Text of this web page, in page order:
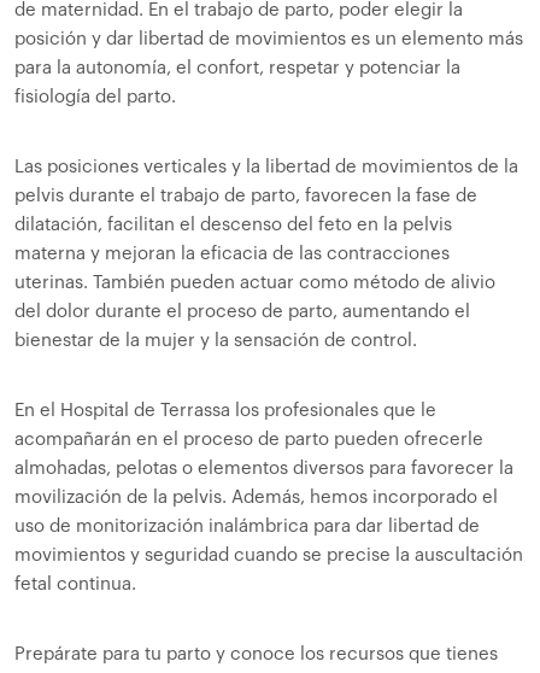
de maternidad. En el trabajo de parto, poder elegir la
posición y dar libertad de movimientos es un elemento más
para la autonomía, el confort, respetar y potenciar la
fisiología del parto.
Las posiciones verticales y la libertad de movimientos de la
pelvis durante el trabajo de parto, favorecen la fase de
dilatación, facilitan el descenso del feto en la pelvis
materna y mejoran la eficacia de las contracciones
uterinas. También pueden actuar como método de alivio
del dolor durante el proceso de parto, aumentando el
bienestar de la mujer y la sensación de control.
En el Hospital de Terrassa los profesionales que le
acompañarán en el proceso de parto pueden ofrecerle
almohadas, pelotas o elementos diversos para favorecer la
movilización de la pelvis. Además, hemos incorporado el
uso de monitorización inalámbrica para dar libertad de
movimientos y seguridad cuando se precise la auscultación
fetal continua.
Prepárate para tu parto y conoce los recursos que tienes